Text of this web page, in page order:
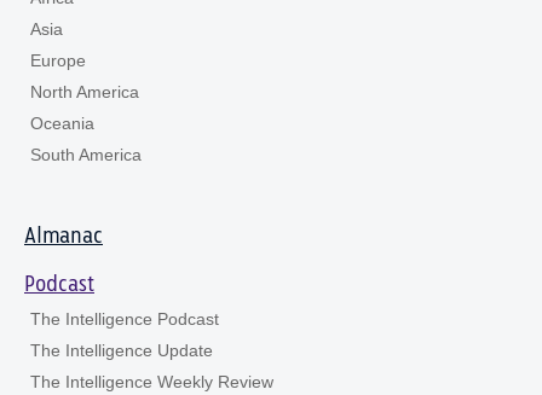
Asia
Europe
North America
Oceania
South America
Almanac
Podcast
The Intelligence Podcast
The Intelligence Update
The Intelligence Weekly Review